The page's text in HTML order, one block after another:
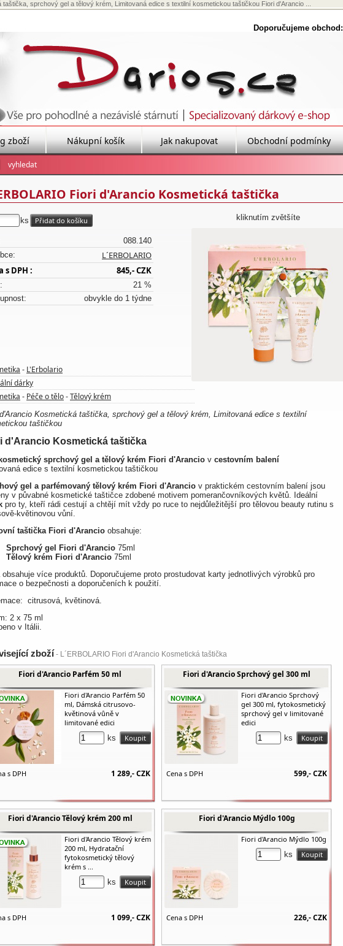
taštička, sprchový gel a tělový krém, Limitovaná edice s textilní kosmetickou taštičkou Fiori d'Arancio ...
Doporučujeme obchod:
zboží Nákupní košík Jak nakupovat Obchodní podmínky
Fiori d'Arancio Kosmetická taštička
kliknutím zvětšíte
ks
088.140
L´ERBOLARIO
s DPH :
845,- CZK
21 %
obvykle do 1 týdne
- L'Erbolario
dárky
- Péče o tělo - Tělový krém
Kosmetická taštička, sprchový gel a tělový krém, Limitovaná edice s textilní
taštičkou
d'Arancio Kosmetická taštička
sprchový gel a tělový krém Fiori d'Arancio v cestovním balení
edice s textilní kosmetickou taštičkou
gel a parfémovaný tělový krém Fiori d'Arancio v praktickém cestovním balení jsou
v půvabné kosmetické taštičce zdobené motivem pomerančovníkových květů. Ideální
pro ty, kteří rádi cestují a chtějí mít vždy po ruce to nejdůležitější pro tělovou beauty rutinu s
květinovou vůní.
taštička Fiori d'Arancio obsahuje:
Sprchový gel Fiori d'Arancio 75ml
Tělový krém Fiori d'Arancio 75ml
obsahuje více produktů. Doporučujeme proto prostudovat karty jednotlivých výrobků pro
o bezpečnosti a doporučeních k použití.
citrusová, květinová.
2 x 75 ml
v Itálii.
zboží - L´ERBOLARIO Fiori d'Arancio Kosmetická taštička
Fiori d'Arancio Parfém 50 ml
Fiori d'Arancio Parfém 50
ml, Dámská citrusovo-
květinová vůně v
limitované edici
ks
s DPH 1 289,-CZK
Fiori d'Arancio Sprchový gel 300 ml
Fiori d'Arancio Sprchový
gel 300 ml, fytokosmetický
sprchový gel v limitované
edici
ks
Cena s DPH 599,-CZK
Fiori d'Arancio Tělový krém 200 ml
Fiori d'Arancio Tělový krém
200 ml, Hydratační
fytokosmetický tělový
krém s ...
ks
s DPH 1 099,-CZK
Fiori d'Arancio Mýdlo 100g
Fiori d'Arancio Mýdlo 100g
ks
Cena s DPH 226,-CZK